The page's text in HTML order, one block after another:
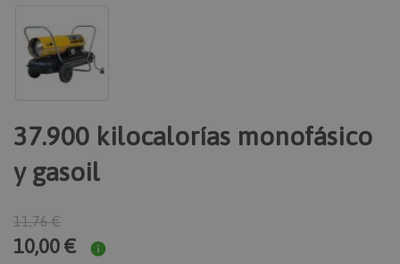
37.900 kilocalorías monofásico
y gasoil
11,76 €
10,00 €